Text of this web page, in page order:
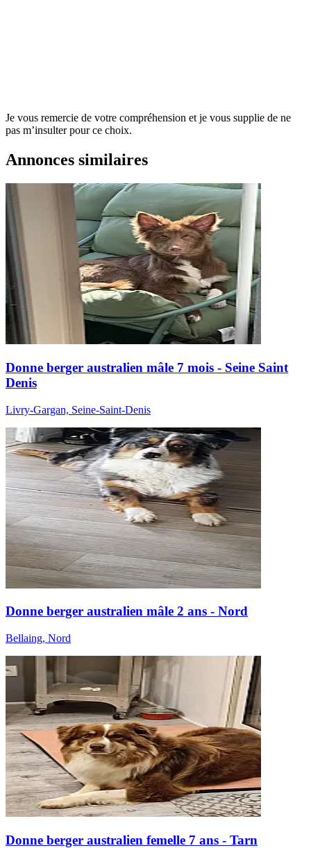
Je vous remercie de votre compréhension et je vous supplie de ne
pas m’insulter pour ce choix.
Annonces similaires
Donne berger australien mâle 7 mois - Seine Saint
Denis
Livry-Gargan, Seine-Saint-Denis
Donne berger australien mâle 2 ans - Nord
Bellaing, Nord
Donne berger australien femelle 7 ans - Tarn